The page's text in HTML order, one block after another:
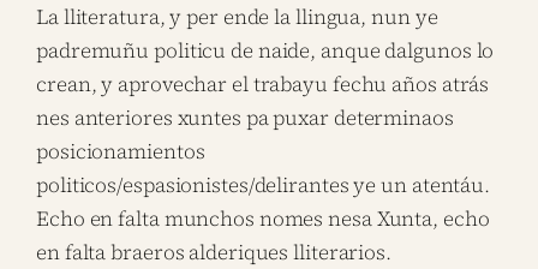
La lliteratura, y per ende la llingua, nun ye
padremuñu politicu de naide, anque dalgunos lo
crean, y aprovechar el trabayu fechu años atrás
nes anteriores xuntes pa puxar determinaos
posicionamientos
politicos/espasionistes/delirantes ye un atentáu.
Echo en falta munchos nomes nesa Xunta, echo
en falta braeros alderiques lliterarios.